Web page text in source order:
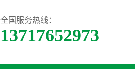
全国服务热线：
13717652973